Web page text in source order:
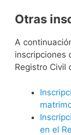
Otras
A
inscripciones
Registro Civil
en el